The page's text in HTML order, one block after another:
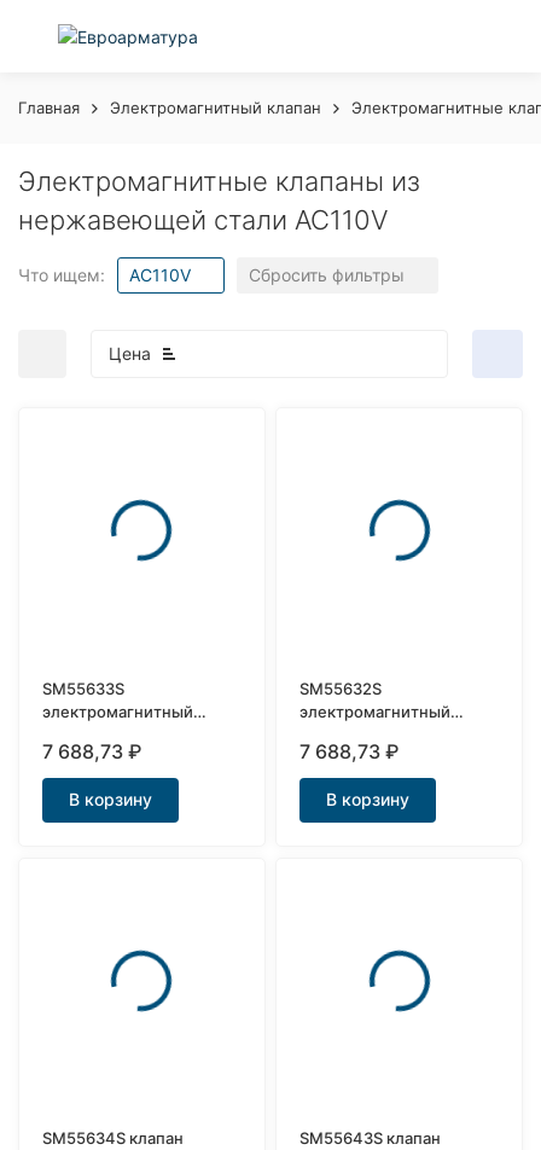
Главная Электромагнитный клапан Электромагнитные
Электромагнитные клапаны из
нержавеющей стали AC110V
Что ищем: AC110V Сбросить фильтры
Цена
покупателей
SM55633S
электромагнитный
Ду15
7 688,73₽
В корзину
SM55632S
электромагнитный
7 688,73₽
В корзину
SM55634S клапан
SM55643S клапан